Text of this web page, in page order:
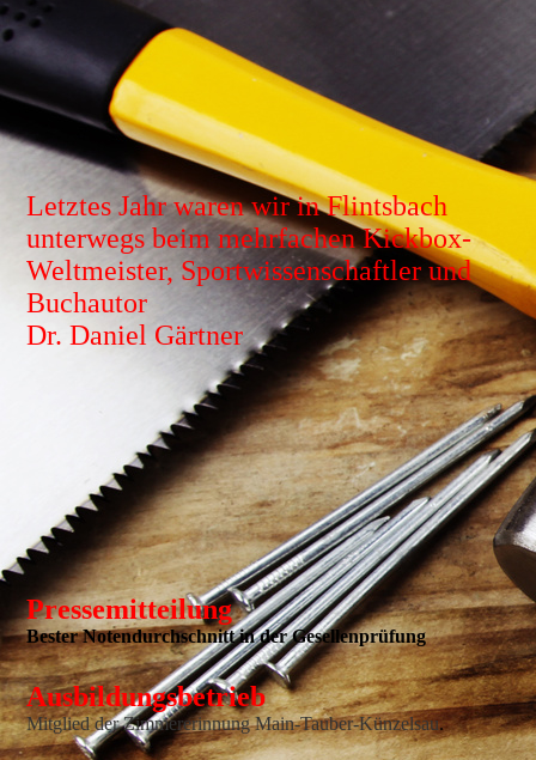
Letztes Jahr waren wir in Flintsbach
unterwegs beim mehrfachen Kickbox-
Weltmeister, Sportwissenschaftler und
Buchautor
Dr. Daniel Gärtner
Pressemitteilung
Bester Notendurchschnitt in der Gesellenprüfung
Ausbildungsbetrieb
Mitglied der Zimmererinnung Main-Tauber-Künzelsau.